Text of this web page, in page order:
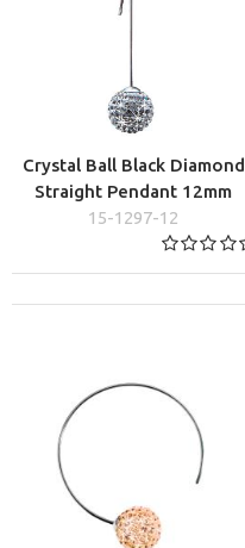
Crystal Ball Black Diamond
Straight Pendant 12mm
15-1297-12